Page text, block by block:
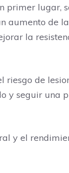
primer lugar,
aumento de
la
de
y seguir una
y el